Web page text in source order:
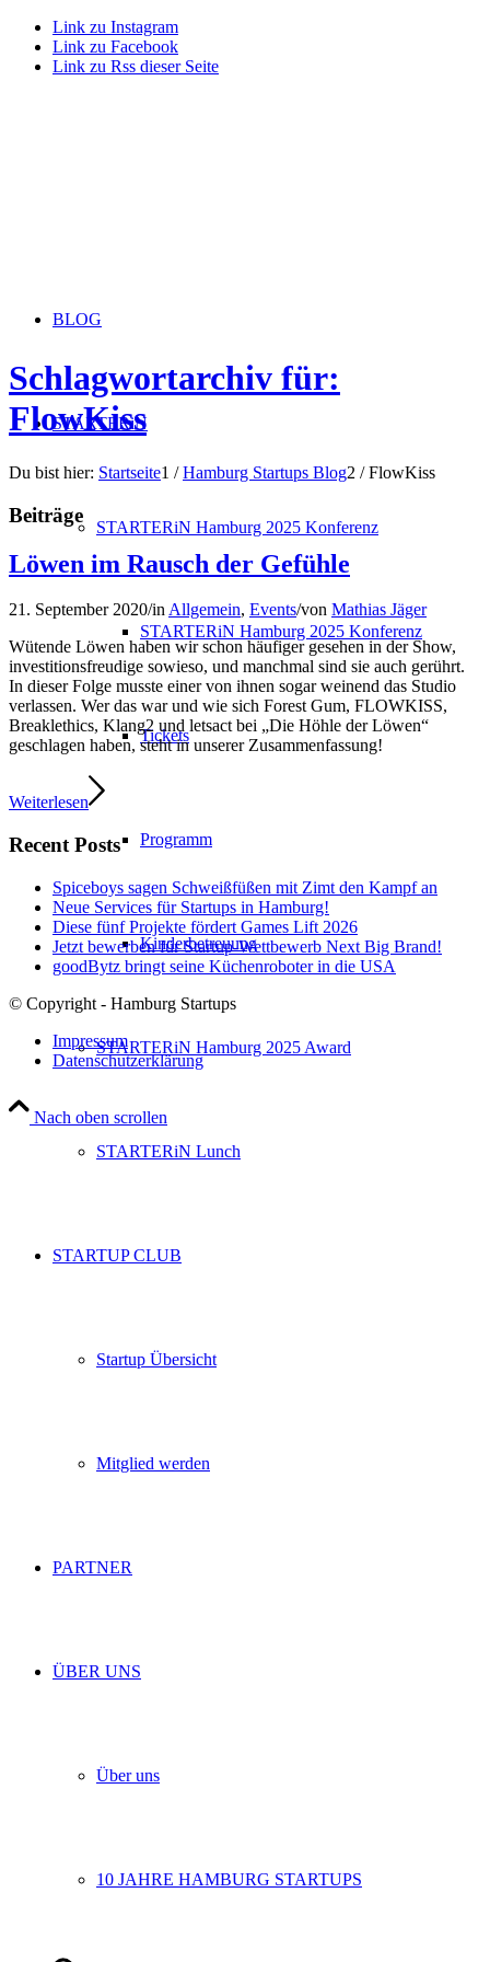
Link zu Instagram
Link zu Facebook
Link zu Rss dieser Seite
BLOG
STARTERiN
STARTERiN Hamburg 2025 Konferenz
STARTERiN Hamburg 2025 Konferenz
Tickets
Programm
Kinderbetreuung
STARTERiN Hamburg 2025 Award
STARTERiN Lunch
STARTUP CLUB
Startup Übersicht
Mitglied werden
PARTNER
ÜBER UNS
Über uns
10 JAHRE HAMBURG STARTUPS
Schlagwortarchiv für:
FlowKiss
Du bist hier: Startseite1 / Hamburg Startups Blog2 / FlowKiss
Beiträge
Löwen im Rausch der Gefühle
21. September 2020/inAllgemein, Events/von Mathias Jäger
Wütende Löwen haben wir schon häufiger gesehen in der Show,
investitionsfreudige sowieso, und manchmal sind sie auch gerührt.
In dieser Folge musste einer von ihnen sogar weinend das Studio
verlassen. Wer das war und wie sich Forest Gum, FLOWKISS,
Breaklethics, Klang2 und letsact bei „Die Höhle der Löwen“
geschlagen haben, steht in unserer Zusammenfassung!
Weiterlesen
Recent Posts
Spiceboys sagen Schweißfüßen mit Zimt den Kampf an
Neue Services für Startups in Hamburg!
Diese fünf Projekte fördert Games Lift 2026
Jetzt bewerben für Startup-Wettbewerb Next Big Brand!
goodBytz bringt seine Küchenroboter in die USA
© Copyright - Hamburg Startups
Impressum
Datenschutzerklärung
Nach oben scrollen